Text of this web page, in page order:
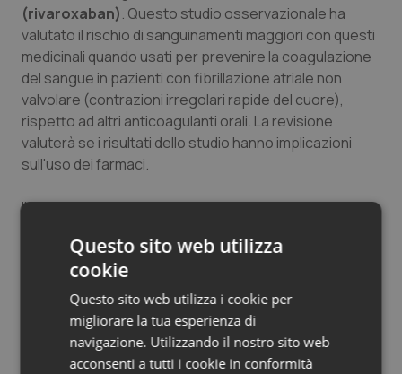
Salute orale & impianti
Sangue & coagulazione
Tiroide
Tumore al seno
Tumore ovarico
Tumori del Polmone & Testa Collo
Tumori gastrointestinali
Ulcera & Reflusso
(rivaroxaban). Questo studio osservazionale ha
valutato il rischio di sanguinamenti maggiori con questi
medicinali quando usati per prevenire la coagulazione
del sangue in pazienti con fibrillazione atriale non
valvolare (contrazioni irregolari rapide del cuore),
rispetto ad altri anticoagulanti orali. La revisione
valuterà se i risultati dello studio hanno implicazioni
sull'uso dei farmaci.
Il comitato ha anche avviato unarevisione della
che sono stati resi disponibili i risultati preliminari dello
studio ANNOUNCE che hanno dimostrato che
l'aggiunta di Lartruvo alla doxorubicina non prolunga la
vita dei pazienti con sarcoma dei tessuti molli più della
sola doxorubicina.
Questo sito web utilizza
cookie
Questo sito web utilizza i cookie per
migliorare la tua esperienza di
navigazione. Utilizzando il nostro sito web
acconsenti a tutti i cookie in conformità